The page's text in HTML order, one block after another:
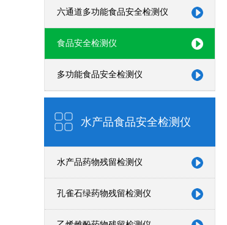
六通道多功能食品安全检测仪
食品安全检测仪
多功能食品安全检测仪
水产品食品安全检测仪
水产品药物残留检测仪
孔雀石绿药物残留检测仪